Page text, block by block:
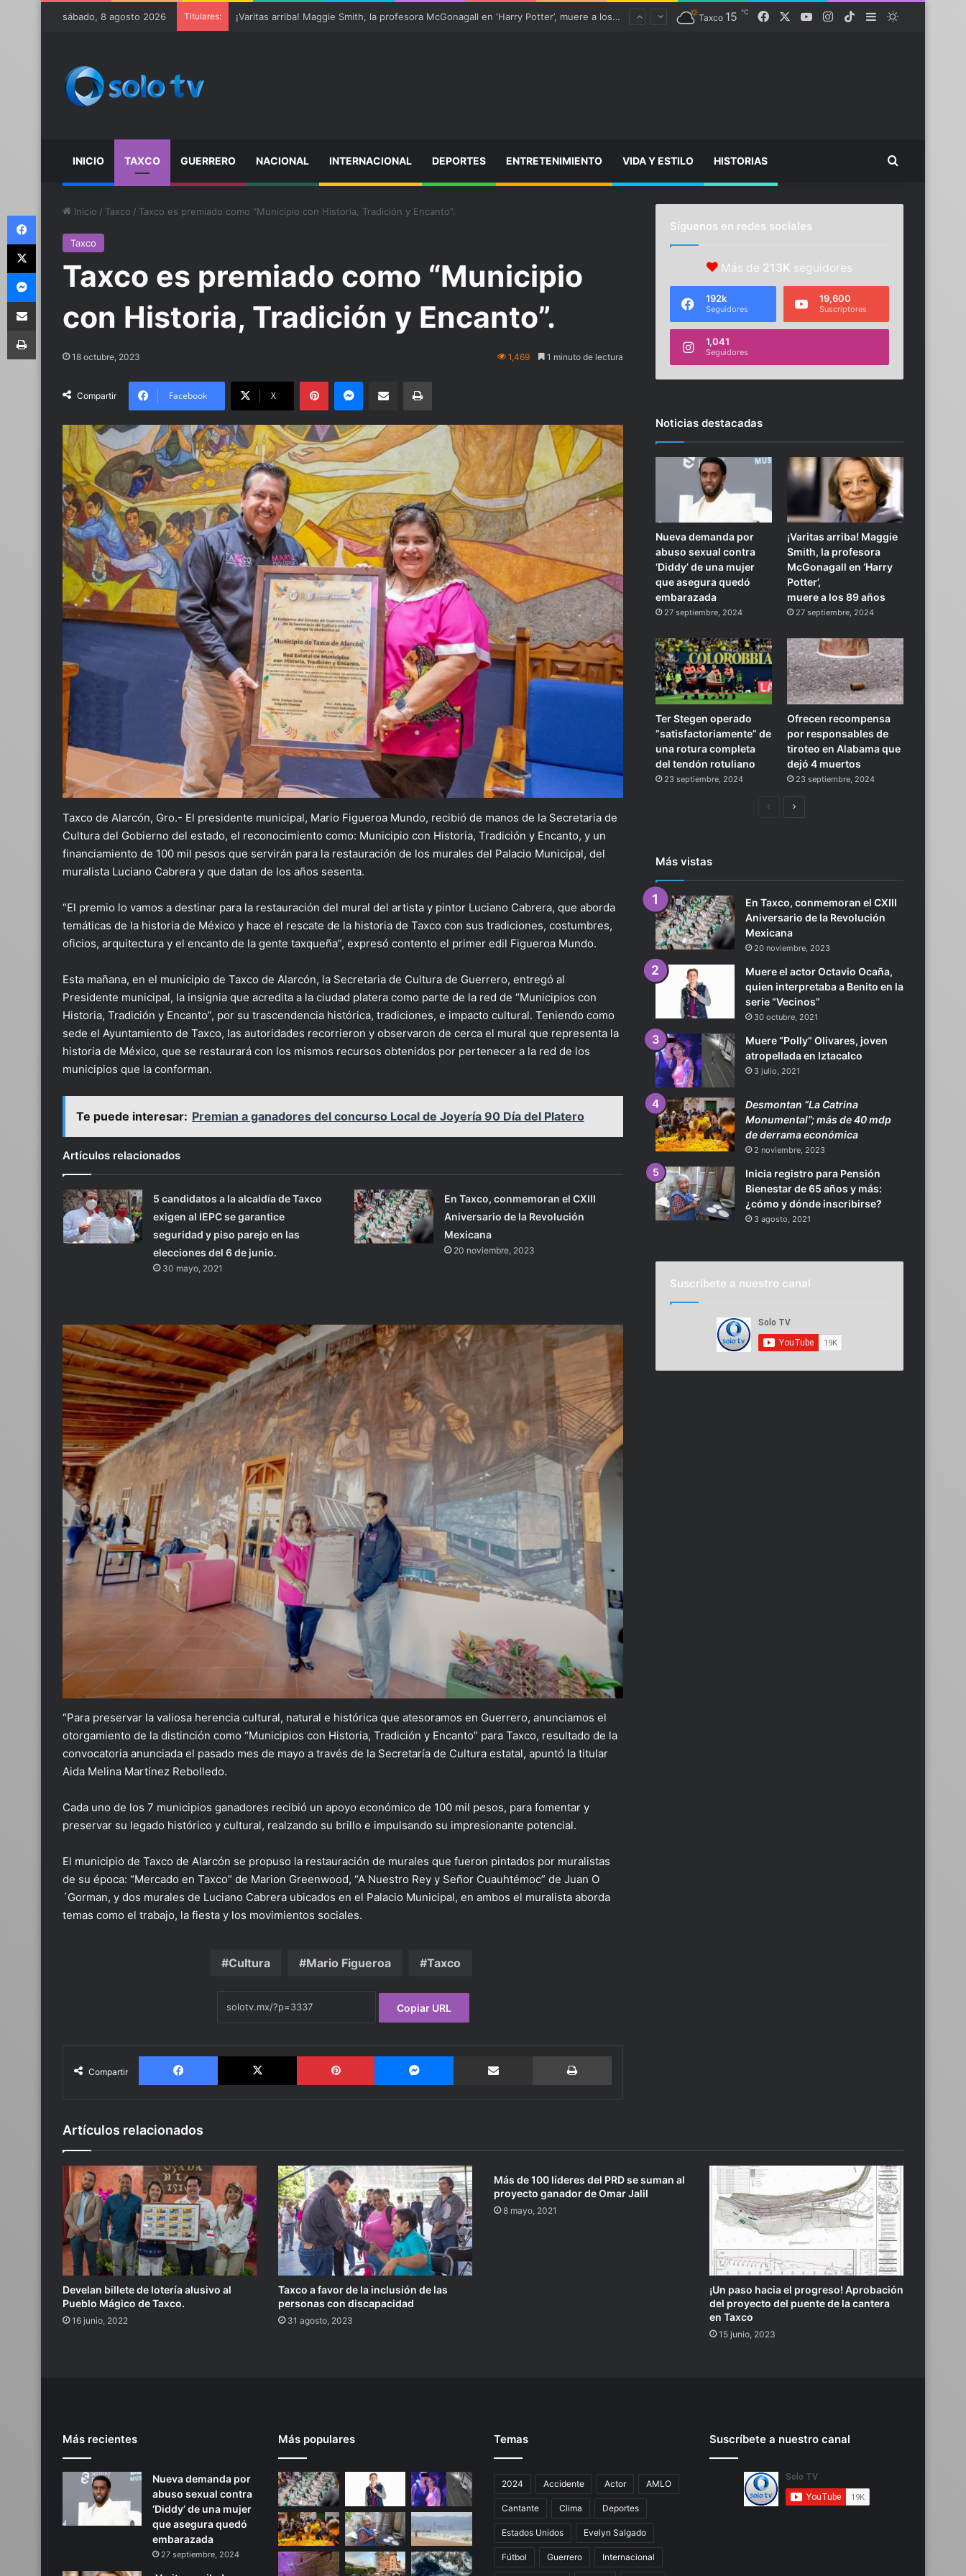
sábado, 8 agosto 2026 Titulares: Ter Stegen operado “satisfactoriamente” de una rotura completa del tendón rotuliano Taxco 15 ℃ FacebookYouTubeInstagram
TikTokSidebarSwitch skin
INICIO TAXCO GUERRERO NACIONAL INTERNACIONAL DEPORTES ENTRETENIMIENTO VIDA Y ESTILO HISTORIAS Buscar...
Inicio / Taxco / Taxco es premiado como “Municipio con Historia, Tradición y Encanto”.
Taxco
Taxco es premiado como “Municipio
con Historia, Tradición y Encanto”.
18 octubre, 2023 1,469 1 minuto de lectura
Compartir Facebook X
PinterestMessenger
Compartir por email Imprimir
Taxco de Alarcón, Gro.- El presidente municipal, Mario Figueroa Mundo, recibió de manos de la Secretaria de
Cultura del Gobierno del estado, el reconocimiento como: Municipio con Historia, Tradición y Encanto, y un
financiamiento de 100 mil pesos que servirán para la restauración de los murales del Palacio Municipal, del
muralista Luciano Cabrera y que datan de los años sesenta.
“El premio lo vamos a destinar para la restauración del mural del artista y pintor Luciano Cabrera, que aborda
temáticas de la historia de México y hace el rescate de la historia de Taxco con sus tradiciones, costumbres,
oficios, arquitectura y el encanto de la gente taxqueña”, expresó contento el primer edil Figueroa Mundo.
Esta mañana, en el municipio de Taxco de Alarcón, la Secretaria de Cultura de Guerrero, entregó al
Presidente municipal, la insignia que acredita a la ciudad platera como parte de la red de “Municipios con
Historia, Tradición y Encanto”, por su trascendencia histórica, tradiciones, e impacto cultural. Teniendo como
sede el Ayuntamiento de Taxco, las autoridades recorrieron y observaron de cerca el mural que representa la
historia de México, que se restaurará con los mismos recursos obtenidos por pertenecer a la red de los
municipios que la conforman.
Te puede interesar: Premian a ganadores del concurso Local de Joyería 90 Día del Platero
Artículos relacionados
5 candidatos a la alcaldía de Taxco
exigen al IEPC se garantice
seguridad y piso parejo en las
elecciones del 6 de junio.
30 mayo, 2021
En Taxco, conmemoran el CXIII
Aniversario de la Revolución
Mexicana
20 noviembre, 2023
“Para preservar la valiosa herencia cultural, natural e histórica que atesoramos en Guerrero, anunciamos el
otorgamiento de la distinción como “Municipios con Historia, Tradición y Encanto” para Taxco, resultado de la
convocatoria anunciada el pasado mes de mayo a través de la Secretaría de Cultura estatal, apuntó la titular
Aida Melina Martínez Rebolledo.
Cada uno de los 7 municipios ganadores recibió un apoyo económico de 100 mil pesos, para fomentar y
preservar su legado histórico y cultural, realzando su brillo e impulsando su impresionante potencial.
El municipio de Taxco de Alarcón se propuso la restauración de murales que fueron pintados por muralistas
de su época: “Mercado en Taxco” de Marion Greenwood, “A Nuestro Rey y Señor Cuauhtémoc” de Juan O
´Gorman, y dos murales de Luciano Cabrera ubicados en el Palacio Municipal, en ambos el muralista aborda
temas como el trabajo, la fiesta y los movimientos sociales.
Cultura Mario Figueroa Taxco
Copiar URL
Compartir
Facebook X Pinterest Messenger Compartir por email Imprimir
Síguenos en redes sociales
Más de 213K seguidores
192k
Seguidores
19,600
Suscriptores
1,041
Seguidores
Noticias destacadas
Nueva demanda por
abuso sexual contra
‘Diddy’ de una mujer
que asegura quedó
embarazada
27 septiembre, 2024
¡Varitas arriba! Maggie
Smith, la profesora
McGonagall en ‘Harry
Potter’,
muere a los 89 años
27 septiembre, 2024
Ter Stegen operado
“satisfactoriamente” de
una rotura completa
del tendón rotuliano
23 septiembre, 2024
Ofrecen recompensa
por responsables de
tiroteo en Alabama que
dejó 4 muertos
23 septiembre, 2024
PáginaSiguiente
Más vistas
En Taxco, conmemoran el CXIII
Aniversario de la Revolución
Mexicana
20 noviembre, 2023
Muere el actor Octavio Ocaña,
quien interpretaba a Benito en la
serie “Vecinos”
30 octubre, 2021
Muere “Polly” Olivares, joven
atropellada en Iztacalco
3 julio, 2021
Desmontan “La Catrina
Monumental”; más de 40 mdp
de derrama económica
2 noviembre, 2023
Inicia registro para Pensión
Bienestar de 65 años y más:
¿cómo y dónde inscribirse?
3 agosto, 2021
Suscríbete a nuestro canal
Artículos relacionados
Develan billete de lotería alusivo al
Pueblo Mágico de Taxco.
16 junio, 2022
Taxco a favor de la inclusión de las
personas con discapacidad
31 agosto, 2023
Más de 100 líderes del PRD se suman al
proyecto ganador de Omar Jalil
8 mayo, 2021
¡Un paso hacia el progreso! Aprobación
del proyecto del puente de la cantera
en Taxco
15 junio, 2023
Más recientes
Nueva demanda por
abuso sexual contra
‘Diddy’ de una mujer
que asegura quedó
embarazada
27 septiembre, 2024
Más populares Temas
2024 Accidente Actor AMLO
Cantante Clima Deportes
Estados Unidos Evelyn Salgado
Fútbol Guerrero Internacional
Suscríbete a nuestro canal
Facebook
X
Messenger
Compartir por email
Imprimir